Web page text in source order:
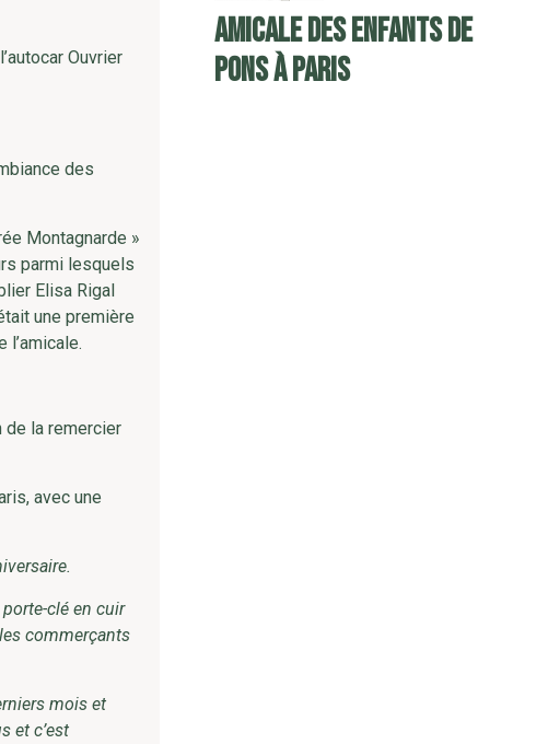
Amicale des enfants de
Pons à Paris
Ouvrier
des
Montagnarde »
parmi lesquels
Elisa Rigal
une première
de la remercier
avec une
clé en cuir
commerçants
mois et
et c’est